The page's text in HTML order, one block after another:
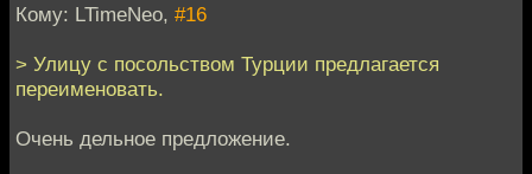
Кому: LTimeNeo, #16
> Улицу с посольством Турции предлагается
переименовать.
Очень дельное предложение.